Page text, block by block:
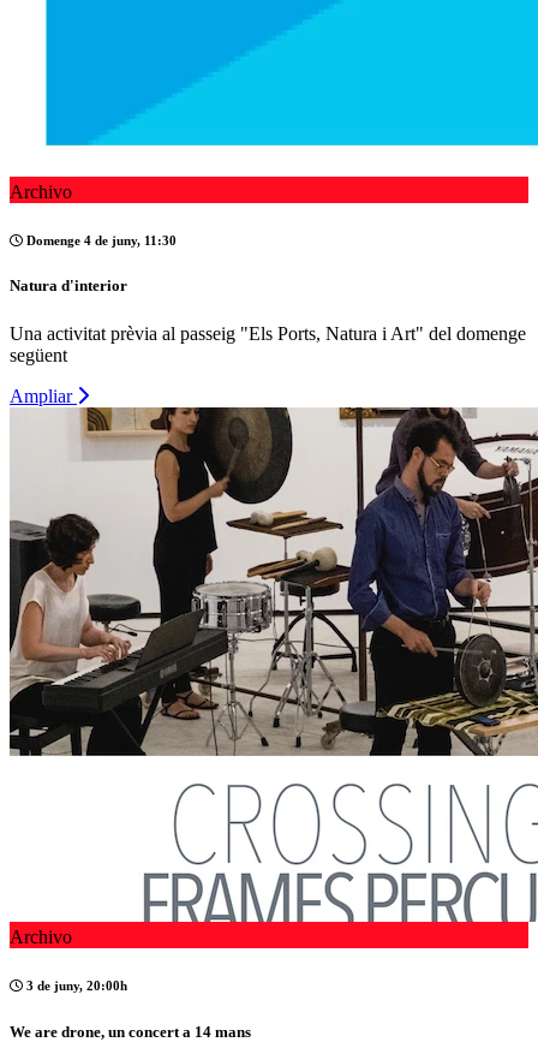
Archivo
Domenge 4 de juny, 11:30
Natura d'interior
Una activitat prèvia al passeig "Els Ports, Natura i Art" del domenge
següent
Ampliar
Archivo
3 de juny, 20:00h
We are drone, un concert a 14 mans